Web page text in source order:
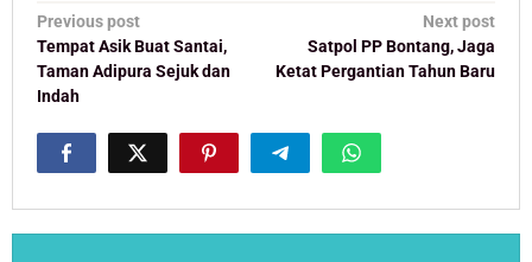
Post
navigation
Previous post
Tempat Asik Buat Santai,
Taman Adipura Sejuk dan
Indah
Next post
Satpol PP Bontang, Jaga
Ketat Pergantian Tahun Baru